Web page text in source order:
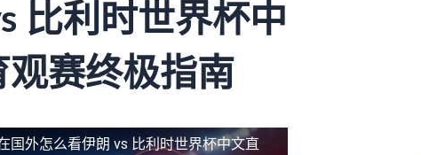
比利时世界杯中
赛终极指南
国外怎么看伊朗 vs 比利时世界杯中文直